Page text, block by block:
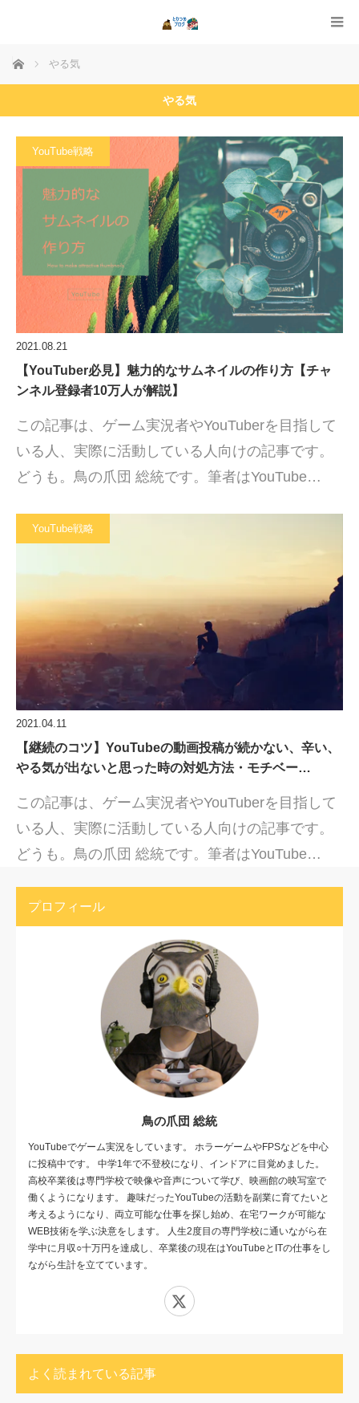
ホーム やる気
やる気
YouTube戦略
2021.08.21
【YouTuber必見】魅力的なサムネイルの作り方【チャ
ンネル登録者10万人が解説】
この記事は、ゲーム実況者やYouTuberを目指して
いる人、実際に活動している人向けの記事です。
どうも。鳥の爪団 総統です。筆者はYouTube…
YouTube戦略
2021.04.11
【継続のコツ】YouTubeの動画投稿が続かない、辛い、
やる気が出ないと思った時の対処方法・モチベー…
この記事は、ゲーム実況者やYouTuberを目指して
いる人、実際に活動している人向けの記事です。
どうも。鳥の爪団 総統です。筆者はYouTube…
プロフィール
鳥の爪団 総統
YouTubeでゲーム実況をしています。 ホラーゲームやFPSなどを中心
に投稿中です。 中学1年で不登校になり、インドアに目覚めました。
高校卒業後は専門学校で映像や音声について学び、映画館の映写室で
働くようになります。 趣味だったYouTubeの活動を副業に育てたいと
考えるようになり、両立可能な仕事を探し始め、在宅ワークが可能な
WEB技術を学ぶ決意をします。 人生2度目の専門学校に通いながら在
学中に月収○十万円を達成し、卒業後の現在はYouTubeとITの仕事をし
ながら生計を立てています。
よく読まれている記事